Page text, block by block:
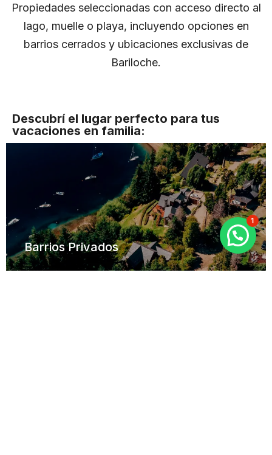
Propiedades seleccionadas con acceso directo al
lago, muelle o playa, incluyendo opciones en
barrios cerrados y ubicaciones exclusivas de
Bariloche.
Descubrí el lugar perfecto para tus
vacaciones en familia:
Barrios Privados
1